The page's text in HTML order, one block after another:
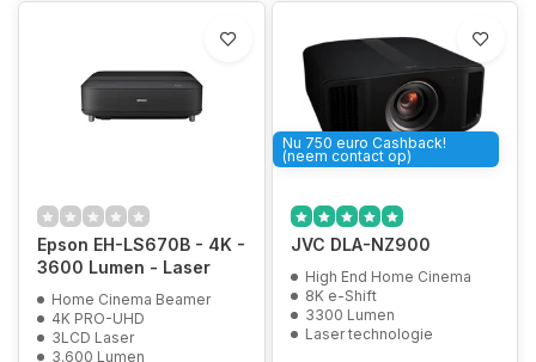
Epson EH-LS670B - 4K -
3600 Lumen - Laser
Home Cinema Beamer
4K PRO-UHD
3LCD Laser
3.600 Lumen
Nu 750 euro Cashback!
(neem contact op)
JVC DLA-NZ900
High End Home Cinema
8K e-Shift
3300 Lumen
Laser technologie